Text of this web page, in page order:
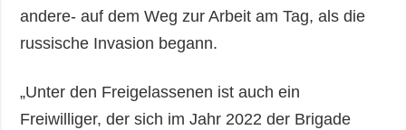
andere- auf dem Weg zur Arbeit am Tag, als die
russische Invasion begann.
„Unter den Freigelassenen ist auch ein
Freiwilliger, der sich im Jahr 2022 der Brigade